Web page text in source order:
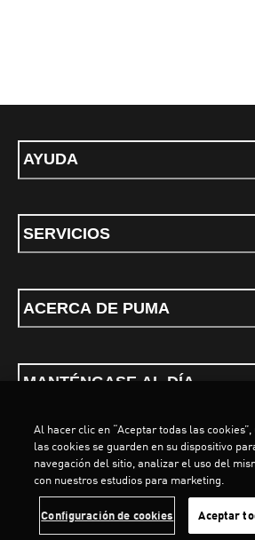
LOADING...
AYUDA
SERVICIOS
ACERCA DE PUMA
MANTÉNGASE AL DÍA
Términos y condicionesPolítica de Privacidad
PUMA, 2026. Todos los derechos reservados
Al hacer clic en “Aceptar todas las
las cookies se guarden en su dispositivo
navegación del sitio, analizar el uso del
con nuestros estudios para marketing.
Configuración de cookies Aceptar